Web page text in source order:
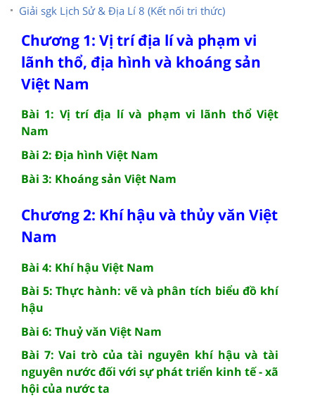
Giải sgk Lịch Sử & Địa Lí 8 (Kết nối tri thức)
Chương 1: Vị trí địa lí và phạm vi
lãnh thổ, địa hình và khoáng sản
Việt Nam
Bài 1: Vị trí địa lí và phạm vi lãnh thổ Việt
Nam
Bài 2: Địa hình Việt Nam
Bài 3: Khoáng sản Việt Nam
Chương 2: Khí hậu và thủy văn Việt
Nam
Bài 4: Khí hậu Việt Nam
Bài 5: Thực hành: vẽ và phân tích biểu đồ khí
hậu
Bài 6: Thuỷ văn Việt Nam
Bài 7: Vai trò của tài nguyên khí hậu và tài
nguyên nước đối với sự phát triển kinh tế - xã
hội của nước ta